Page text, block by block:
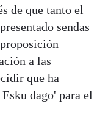
de que tanto el
sendas
a las
que ha
dago' para el